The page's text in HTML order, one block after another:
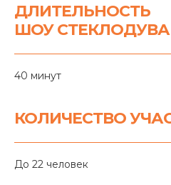
ДЛИТЕЛЬНОСТЬ
ШОУ СТЕКЛОДУВА
40 минут
КОЛИЧЕСТВО
До 22 человек